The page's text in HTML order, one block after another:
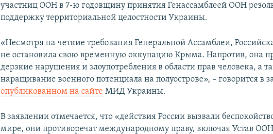
участниц ООН в 7-ю годовщину принятия Генассамблеей ООН
поддержку территориальной целостности Украины.
«Несмотря на четкие требования Генеральной Ассамблеи,
не остановила свою временную оккупацию Крыма. Напротив, она
дерзкие нарушения и злоупотребления в области прав человека, а
наращивание военного потенциала на полуострове», – говорится в
опубликованном на сайтеМИД Украины.
В заявлении отмечается, что «действия России вызвали
мире, они противоречат международному праву, включая Устав